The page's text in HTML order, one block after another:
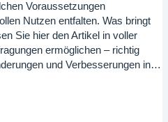
Voraussetzungen
Nutzen entfalten. Was bringt
Sie hier den Artikel in voller
ermöglichen – richtig
und Verbesserungen in…